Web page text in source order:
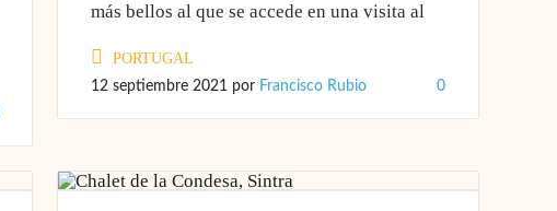
más bellos al que se accede en una visita al
PORTUGAL
12 septiembre 2021 por Francisco Rubio 0